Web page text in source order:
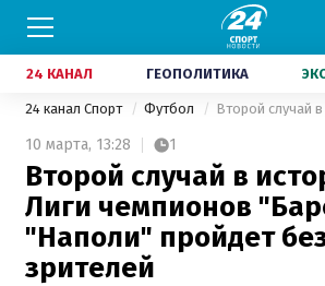
24 КАНАЛ ГЕОПОЛИТИКА
24 канал Спорт Футбол
10 марта, 13:28 1
Второй случай в
Лиги чемпионов
"Наполи" пройдет
зрителей